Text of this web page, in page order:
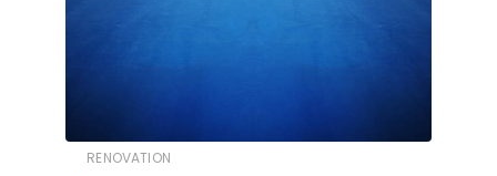
RENOVATION